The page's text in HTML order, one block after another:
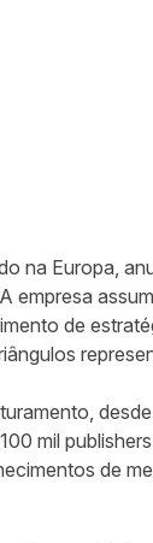
na Europa,
empresa
de
mil
de